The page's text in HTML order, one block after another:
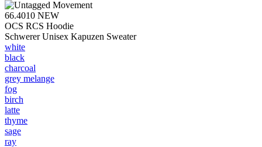
66.4010 NEW
OCS RCS Hoodie
Schwerer Unisex Kapuzen Sweater
white
black
charcoal
grey melange
fog
birch
latte
thyme
sage
ray